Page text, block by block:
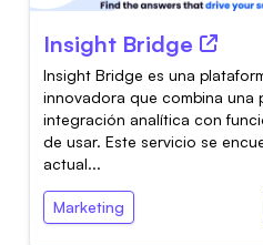
Insight Bridge
Insight Bridge es una
innovadora que combina una
integración analítica con
de usar. Este servicio se
actual...
Marketing